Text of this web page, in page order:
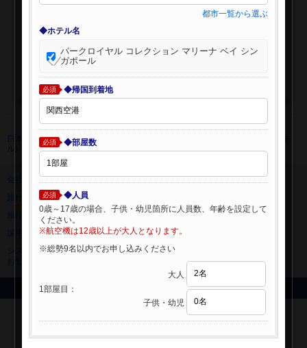
日本旅行 トップ>海外航空券+ホテル
プライバシーポリシー
旅行業登録票・約款
旅行条件書
ニュースリリース
採用情報
サイトマップ
システムメンテナンスの
Copyright © NIPPON TRAVEL AGENCY Co.,LTD. All rights reserved.
都市一覧から選ぶ
◆ホテル名
パークロイヤル コレクション マリーナ ベイ シン
ガポール
必須 ◆帰国到着地
必須 ◆部屋数
必須
◆人員
0歳～17歳の場合、子供・幼児箇所に人員数、年齢を設定して
ください。
※航空機は12歳以上が大人となります。
※総勢9名以内でお申し込みください
1部屋目：
大人
子供・幼児